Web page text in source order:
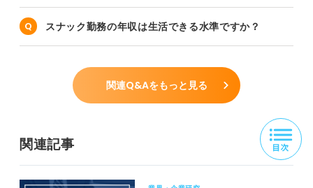
スナック勤務の年収は生活できる水準ですか？
関連Q&Aをもっと見る
関連記事